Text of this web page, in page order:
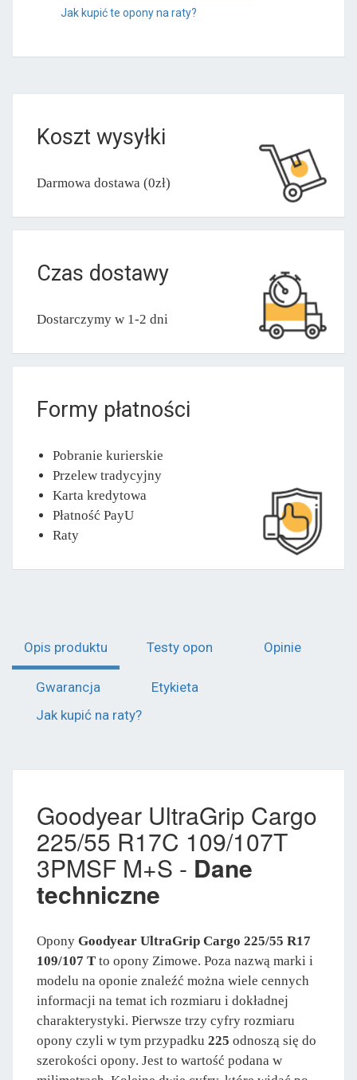
Jak kupić te opony na raty?
Koszt wysyłki
Darmowa dostawa (0zł)
Czas dostawy
Dostarczymy w 1-2 dni
Formy płatności
Pobranie kurierskie
Przelew tradycyjny
Karta kredytowa
Płatność PayU
Raty
Opis produktu Testy opon Opinie
Gwarancja
Etykieta
Jak kupić na raty?
Goodyear UltraGrip Cargo
225/55 R17C 109/107T
3PMSF M+S - Dane
techniczne
Opony Goodyear UltraGrip Cargo 225/55 R17
109/107 T to opony Zimowe. Poza nazwą marki i
modelu na oponie znaleźć można wiele cennych
informacji na temat ich rozmiaru i dokładnej
charakterystyki. Pierwsze trzy cyfry rozmiaru
opony czyli w tym przypadku 225 odnoszą się do
szerokości opony. Jest to wartość podana w